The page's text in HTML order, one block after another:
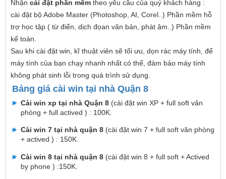
Nhận cài đặt phần mềm theo yêu cầu của quý khách hàng :
cài đặt bộ Adobe Master (Photoshop, AI, Corel..) Phần mềm hỗ
trợ học tập ( từ điển, dịch đọan văn bản, phát âm..) Phần mềm
kế toán.
Sau khi cài đặt win, kĩ thuật viên sẽ tối ưu, dọn rác máy tính, để
máy tính của bạn chạy nhanh nhất có thể, đảm bảo máy tính
không phát sinh lỗi trong quá trình sử dụng.
Bảng giá cài win tại nhà Quận 8
Cài win xp tại nhà Quận 8 (cài đặt win XP + full soft văn
phòng + full actived ) : 100K.
Cài win 7 tại nhà quận 8 (cài đặt win 7 + full soft văn phòng
+ actived ) : 150K.
Cài win 8 tại nhà quận 8 (cài đặt win 8 + full soft + Actived
by phone ) :150K.